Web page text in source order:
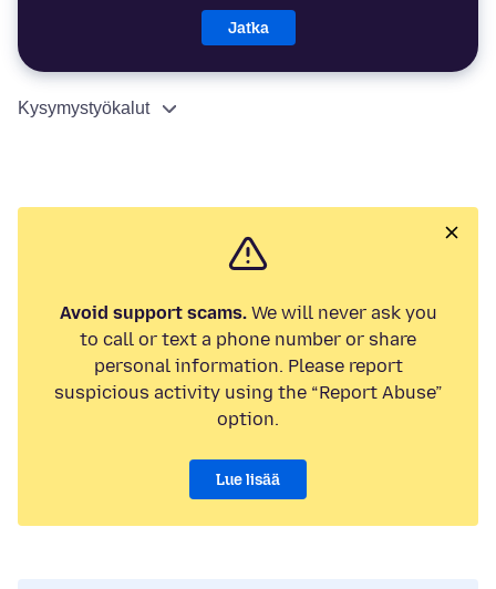
Jatka
Kysymystyökalut
Avoid support scams.We will never ask you
to call or text a phone number or share
personal information. Please report
suspicious activity using the “Report Abuse”
option.
Lue lisää